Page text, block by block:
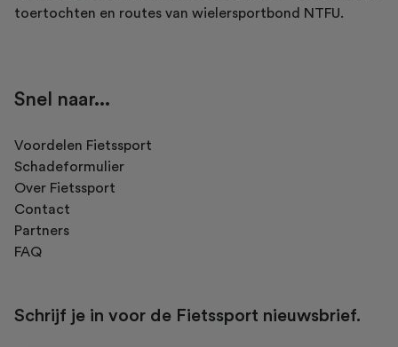
toertochten en routes van wielersportbond NTFU.
Snel naar...
Voordelen Fietssport
Schadeformulier
Over Fietssport
Contact
Partners
FAQ
Schrijf je in voor de Fietssport nieuwsbrief.